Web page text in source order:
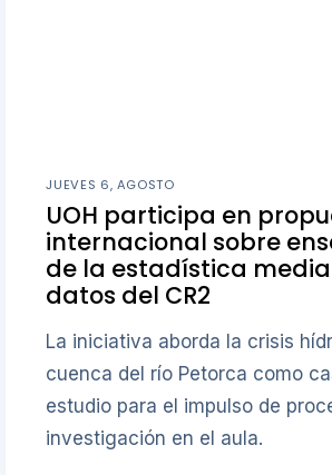
JUEVES 6, AGOSTO
UOH participa en
internacional sobre
de la estadística
datos del CR2
La iniciativa aborda la crisis
cuenca del río Petorca como
estudio para el impulso de
investigación en el aula.